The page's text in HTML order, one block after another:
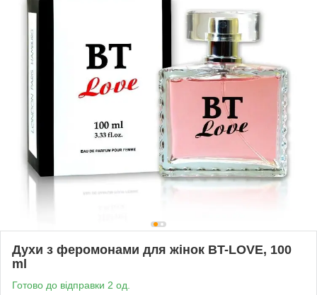
Духи з феромонами для жінок BT-LOVE, 100
ml
Готово до відправки 2 од.